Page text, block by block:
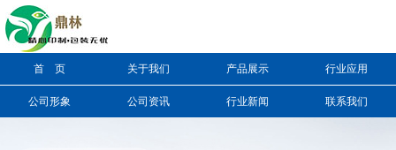
首 页 关于我们 产品展示 行业应用
公司形象 公司资讯 行业新闻 联系我们
信息搜索
搜索